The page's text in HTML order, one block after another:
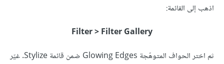
اذهب إلى القائمة:
Filter > Filter Gallery
ثم اختر الحواف المتوهّجة Glowing Edges ضمن قائمة Stylize. غيّر